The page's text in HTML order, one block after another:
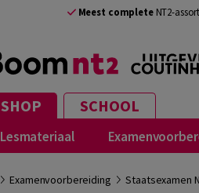
Meest completeNT2-
SHOP SCHOOL
Lesmateriaal
Examenvoorbereiding Staatsexamen